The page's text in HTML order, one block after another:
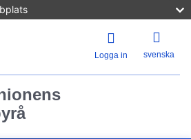
Logga in svenska